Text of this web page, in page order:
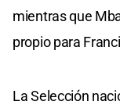
mientras que
propio para
La Selección